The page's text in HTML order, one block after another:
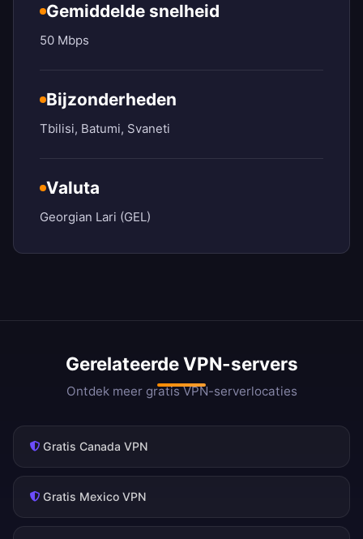
Gemiddelde snelheid
50 Mbps
Bijzonderheden
Tbilisi, Batumi, Svaneti
Valuta
Georgian Lari (GEL)
Gerelateerde VPN-servers
Ontdek meer gratis VPN-serverlocaties
Gratis Canada VPN
Gratis Mexico VPN